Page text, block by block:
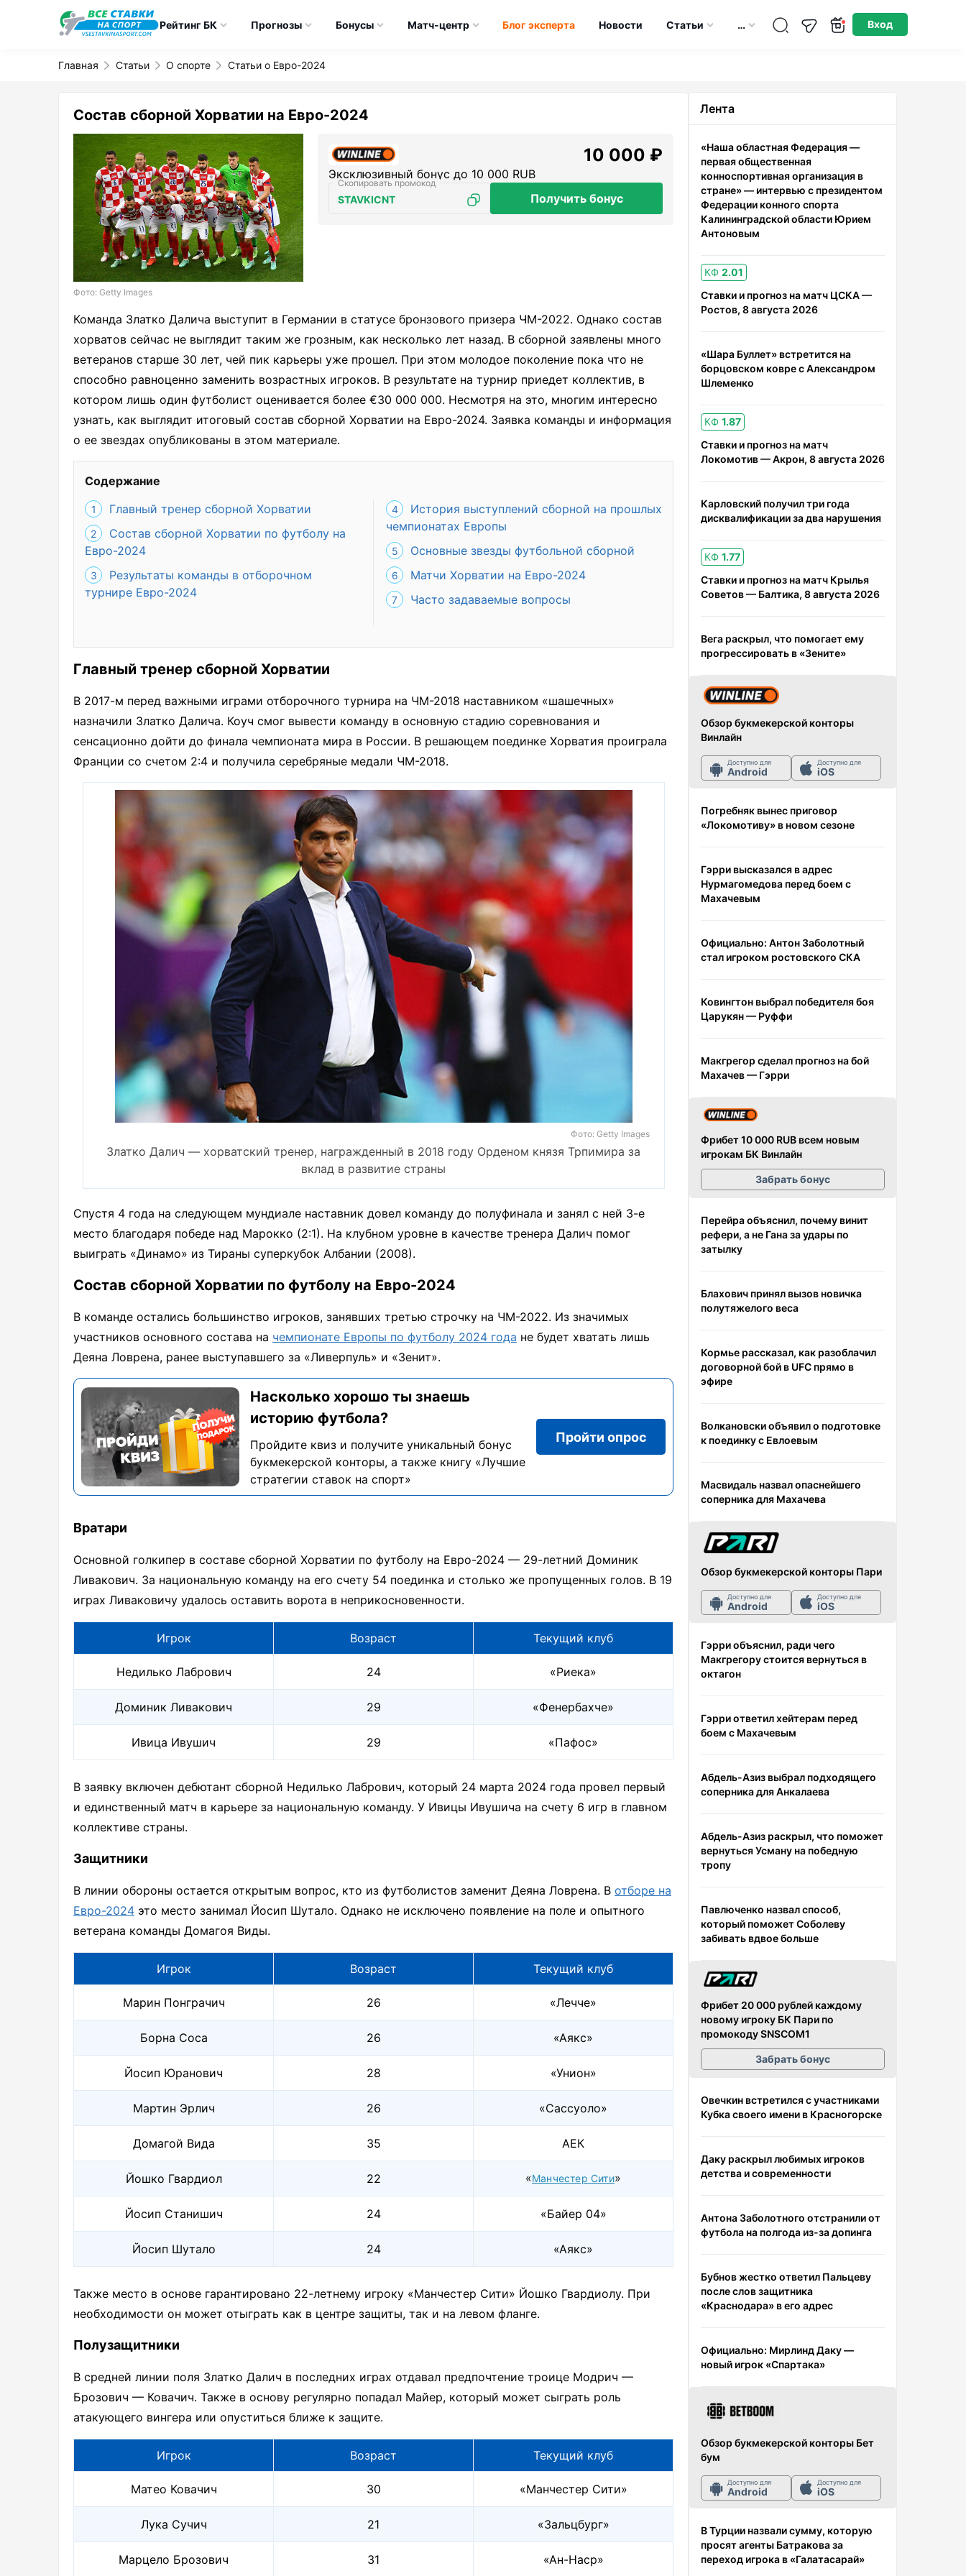
Рейтинг БК Прогнозы Бонусы Матч-центр Блог эксперта Новости Статьи … Вход
Главная Статьи О спорте Статьи о Евро-2024
Состав сборной Хорватии на Евро-2024
Фото: Getty Images
10 000 ₽
Эксклюзивный бонус до 10 000 RUB
STAVKICNT Получить бонус
Команда Златко Далича выступит в Германии в статусе бронзового призера ЧМ-2022. Однако состав
хорватов сейчас не выглядит таким же грозным, как несколько лет назад. В сборной заявлены много
ветеранов старше 30 лет, чей пик карьеры уже прошел. При этом молодое поколение пока что не
способно равноценно заменить возрастных игроков. В результате на турнир приедет коллектив, в
котором лишь один футболист оценивается более €30 000 000. Несмотря на это, многим интересно
узнать, как выглядит итоговый состав сборной Хорватии на Евро-2024. Заявка команды и информация
о ее звездах опубликованы в этом материале.
Содержание
Главный тренер сборной Хорватии
Состав сборной Хорватии по футболу на
Евро-2024
Результаты команды в отборочном
турнире Евро-2024
История выступлений сборной на прошлых
чемпионатах Европы
Основные звезды футбольной сборной
Матчи Хорватии на Евро-2024
Часто задаваемые вопросы
Главный тренер сборной Хорватии
В 2017-м перед важными играми отборочного турнира на ЧМ-2018 наставником «шашечных»
назначили Златко Далича. Коуч смог вывести команду в основную стадию соревнования и
сенсационно дойти до финала чемпионата мира в России. В решающем поединке Хорватия проиграла
Франции со счетом 2:4 и получила серебряные медали ЧМ-2018.
Фото: Getty Images
Златко Далич — хорватский тренер, награжденный в 2018 году Орденом князя Трпимира за
вклад в развитие страны
Спустя 4 года на следующем мундиале наставник довел команду до полуфинала и занял с ней 3-е
место благодаря победе над Марокко (2:1). На клубном уровне в качестве тренера Далич помог
выиграть «Динамо» из Тираны суперкубок Албании (2008).
Состав сборной Хорватии по футболу на Евро-2024
В команде остались большинство игроков, занявших третью строчку на ЧМ-2022. Из значимых
участников основного состава на чемпионате Европы по футболу 2024 года не будет хватать лишь
Деяна Ловрена, ранее выступавшего за «Ливерпуль» и «Зенит».
Насколько хорошо ты знаешь
историю футбола?
Пройдите квиз и получите уникальный бонус
букмекерской конторы, а также книгу «Лучшие
стратегии ставок на спорт»
Пройти опрос
Вратари
Основной голкипер в составе сборной Хорватии по футболу на Евро-2024 — 29-летний Доминик
Ливакович. За национальную команду на его счету 54 поединка и столько же пропущенных голов. В 19
играх Ливаковичу удалось оставить ворота в неприкосновенности.
Игрок Возраст Текущий клуб
Недилько Лабрович 24 «Риека»
Доминик Ливакович 29 «Фенербахче»
Ивица Ивушич 29 «Пафос»
В заявку включен дебютант сборной Недилько Лабрович, который 24 марта 2024 года провел первый
и единственный матч в карьере за национальную команду. У Ивицы Ивушича на счету 6 игр в главном
коллективе страны.
Защитники
В линии обороны остается открытым вопрос, кто из футболистов заменит Деяна Ловрена. В отборе на
Евро-2024 это место занимал Йосип Шутало. Однако не исключено появление на поле и опытного
ветерана команды Домагоя Виды.
Игрок Возраст Текущий клуб
Марин Понграчич 26 «Лечче»
Борна Соса 26 «Аякс»
Йосип Юранович 28 «Унион»
Мартин Эрлич 26 «Сассуоло»
Домагой Вида 35 АЕК
Йошко Гвардиол 22 «Манчестер Сити»
Йосип Станишич 24 «Байер 04»
Йосип Шутало 24 «Аякс»
Также место в основе гарантировано 22-летнему игроку «Манчестер Сити» Йошко Гвардиолу. При
необходимости он может отыграть как в центре защиты, так и на левом фланге.
Полузащитники
В средней линии поля Златко Далич в последних играх отдавал предпочтение троице Модрич —
Брозович — Ковачич. Также в основу регулярно попадал Майер, который может сыграть роль
атакующего вингера или опуститься ближе к защите.
Игрок Возраст Текущий клуб
Матео Ковачич 30 «Манчестер Сити»
Лука Сучич 21 «Зальцбург»
Марцело Брозович 31 «Ан-Наср»
Лента
«Наша областная Федерация —
первая общественная
конноспортивная организация в
стране» — интервью с президентом
Федерации конного спорта
Калининградской области Юрием
Антоновым
КФ 2.01
Ставки и прогноз на матч ЦСКА —
Ростов, 8 августа 2026
«Шара Буллет» встретится на
борцовском ковре с Александром
Шлеменко
КФ 1.87
Ставки и прогноз на матч
Локомотив — Акрон, 8 августа 2026
Карловский получил три года
дисквалификации за два нарушения
КФ 1.77
Ставки и прогноз на матч Крылья
Советов — Балтика, 8 августа 2026
Вега раскрыл, что помогает ему
прогрессировать в «Зените»
Обзор букмекерской конторы
Винлайн
Доступно для
Android
Доступно для
iOS
Погребняк вынес приговор
«Локомотиву» в новом сезоне
Гэрри высказался в адрес
Нурмагомедова перед боем с
Махачевым
Официально: Антон Заболотный
стал игроком ростовского СКА
Ковингтон выбрал победителя боя
Царукян — Руффи
Макгрегор сделал прогноз на бой
Махачев — Гэрри
Фрибет 10 000 RUB всем новым
игрокам БК Винлайн
Забрать бонус
Перейра объяснил, почему винит
рефери, а не Гана за удары по
затылку
Блахович принял вызов новичка
полутяжелого веса
Кормье рассказал, как разоблачил
договорной бой в UFC прямо в
эфире
Волкановски объявил о подготовке
к поединку с Евлоевым
Масвидаль назвал опаснейшего
соперника для Махачева
Обзор букмекерской конторы Пари
Доступно для
Android
Доступно для
iOS
Гэрри объяснил, ради чего
Макгрегору стоится вернуться в
октагон
Гэрри ответил хейтерам перед
боем с Махачевым
Абдель-Азиз выбрал подходящего
соперника для Анкалаева
Абдель-Азиз раскрыл, что поможет
вернуться Усману на победную
тропу
Павлюченко назвал способ,
который поможет Соболеву
забивать вдвое больше
Фрибет 20 000 рублей каждому
новому игроку БК Пари по
промокоду SNSCOM1
Забрать бонус
Овечкин встретился с участниками
Кубка своего имени в Красногорске
Даку раскрыл любимых игроков
детства и современности
Антона Заболотного отстранили от
футбола на полгода из-за допинга
Бубнов жестко ответил Пальцеву
после слов защитника
«Краснодара» в его адрес
Официально: Мирлинд Даку —
новый игрок «Спартака»
Обзор букмекерской конторы Бет
бум
Доступно для
Android
Доступно для
iOS
В Турции назвали сумму, которую
просят агенты Батракова за
переход игрока в «Галатасарай»